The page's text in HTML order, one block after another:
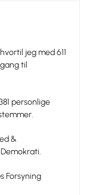
jeg med 611
til
personlige
&
Forsyning